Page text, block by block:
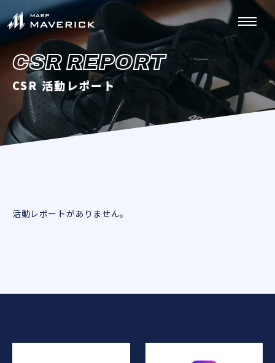
CSR REPORT
CSR 活動レポート
活動レポートがありません。